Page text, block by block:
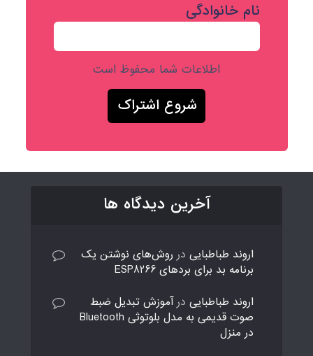
نام خانوادگی
اطلاعات شما محفوظ است
آخرین دیدگاه ها
اروند طباطبایی در روش‌های نوشتن یک
برنامه بد برای بردهای ESP8266
اروند طباطبایی درآموزش تبدیل ضبط
صوت قدیمی به مدل بلوتوثی Bluetooth
در منزل